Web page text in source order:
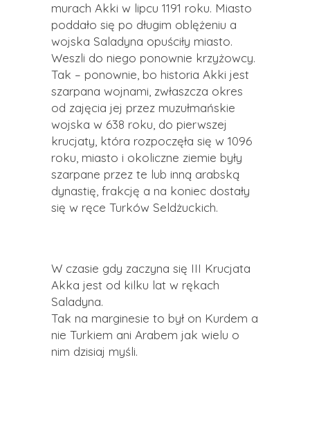
murach Akki w lipcu 1191 roku. Miasto
poddało się po długim oblężeniu a
wojska Saladyna opuściły miasto.
Weszli do niego ponownie krzyżowcy.
Tak – ponownie, bo historia Akki jest
szarpana wojnami, zwłaszcza okres
od zajęcia jej przez muzułmańskie
wojska w 638 roku, do pierwszej
krucjaty, która rozpoczęła się w 1096
roku, miasto i okoliczne ziemie były
szarpane przez te lub inną arabską
dynastię, frakcję a na koniec dostały
się w ręce Turków Seldżuckich.
W czasie gdy zaczyna się III Krucjata
Akka jest od kilku lat w rękach
Saladyna.
Tak na marginesie to był on Kurdem a
nie Turkiem ani Arabem jak wielu o
nim dzisiaj myśli.